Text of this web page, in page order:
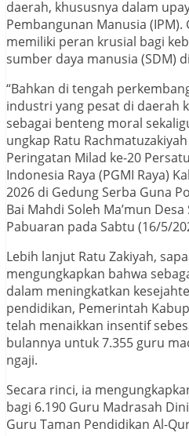
daerah, khususnya dalam
Pembangunan Manusia
memiliki peran krusial bagi
sumber daya manusia (SDM)
“Bahkan di tengah
industri yang pesat di daerah
sebagai benteng moral
ungkap Ratu
Peringatan Milad ke-20
Indonesia Raya (PGMI Raya)
2026 di Gedung Serba Guna
Bai Mahdi Soleh Ma’mun
Pabuaran pada Sabtu (16/5/
Lebih lanjut Ratu Zakiyah,
mengungkapkan bahwa
dalam meningkatkan
pendidikan, Pemerintah
telah menaikkan insentif
bulannya untuk 7.355 guru
ngaji.
Secara rinci, ia
bagi 6.190 Guru Madrasah
Guru Taman Pendidikan Al-